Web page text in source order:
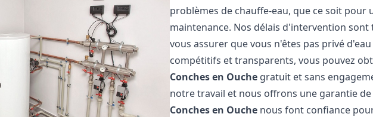
problèmes de chauffe-eau, que ce soit
maintenance. Nos délais d'intervention
vous assurer que vous n'êtes pas privé
compétitifs et transparents, vous pouvez
Conches en Ouche gratuit et sans
notre travail et nous offrons une garantie
Conches en Ouche nous font confiance